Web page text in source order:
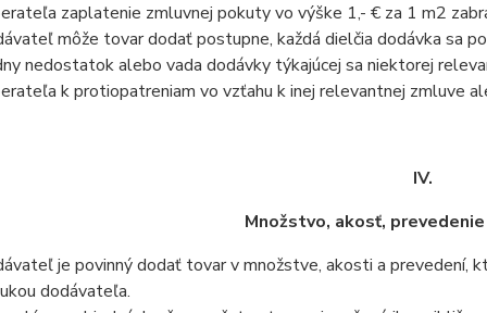
zaplatenie zmluvnej pokuty vo výške 1,- € za 1 m2
môže tovar dodať postupne, každá dielčia dodávka sa
nedostatok alebo vada dodávky týkajúcej sa niektorej
k protiopatreniam vo vzťahu k inej relevantnej zmluve
IV.
Množstvo, akosť,
je povinný dodať tovar v množstve, akosti a prevedení,
dodávateľa.